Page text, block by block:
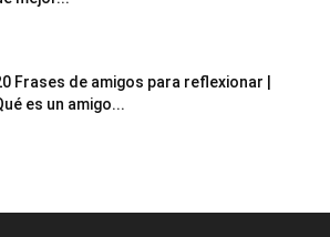
Frases de amigos para reflexionar |
es un amigo...